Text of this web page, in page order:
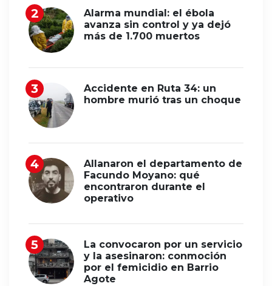
Alarma mundial: el ébola
avanza sin control y ya dejó
más de 1.700 muertos
Accidente en Ruta 34: un
hombre murió tras un choque
Allanaron el departamento de
Facundo Moyano: qué
encontraron durante el
operativo
La convocaron por un servicio
y la asesinaron: conmoción
por el femicidio en Barrio
Agote